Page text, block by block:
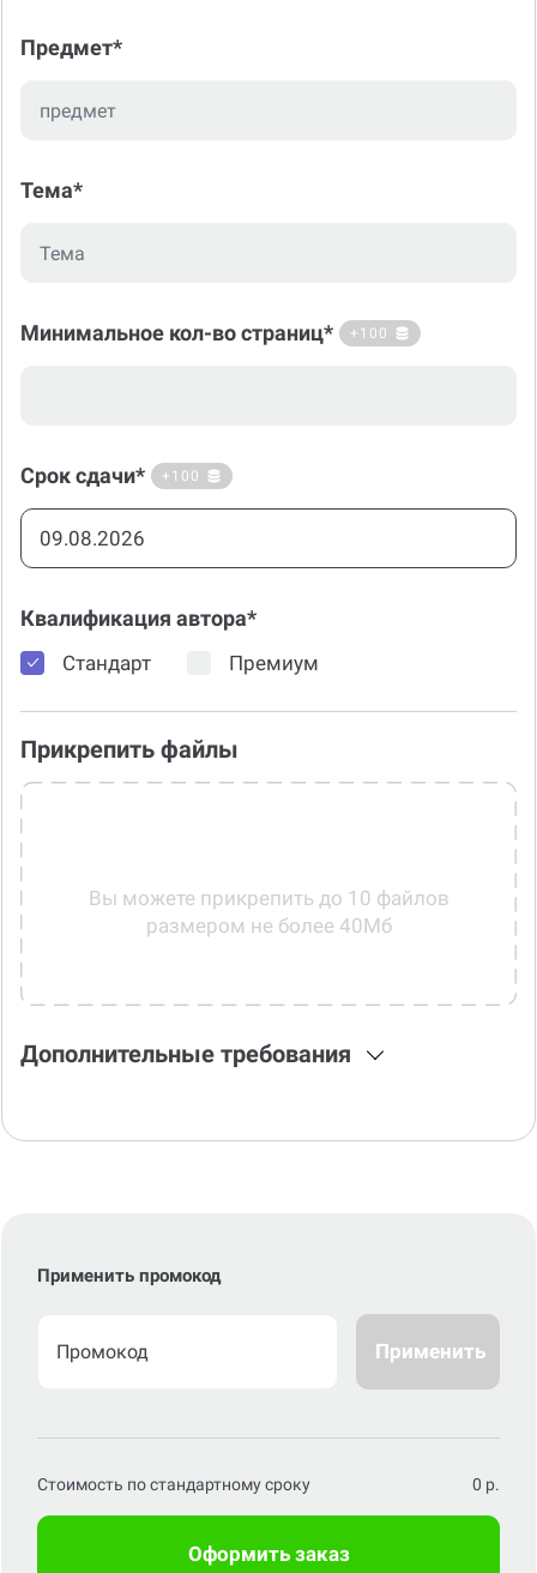
Предмет*
Тема*
Минимальное кол-во страниц* +100
Срок сдачи* +100
Квалификация автора*
Стандарт Премиум
Прикрепить файлы
Вы можете прикрепить до 10 файлов
размером не более 40Мб
Дополнительные требования
Применить промокод
Применить
Стоимость по стандартному сроку 0 р.
Оформить заказ